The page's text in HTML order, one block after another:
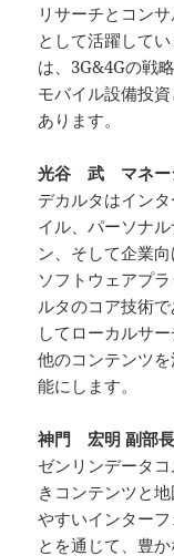
リサーチとコン
として活躍して
は、3G&4Gの戦
モバイル設備投
あります。
光谷 武 マネー
デカルタはイン
イル、パーソナ
ン、そして企業
ソフトウェアプ
ルタのコア技術
してローカルサ
他のコンテンツ
能にします。
神門 宏明 副部
ゼンリンデータ
きコンテンツと
やすいインター
とを通じて、豊